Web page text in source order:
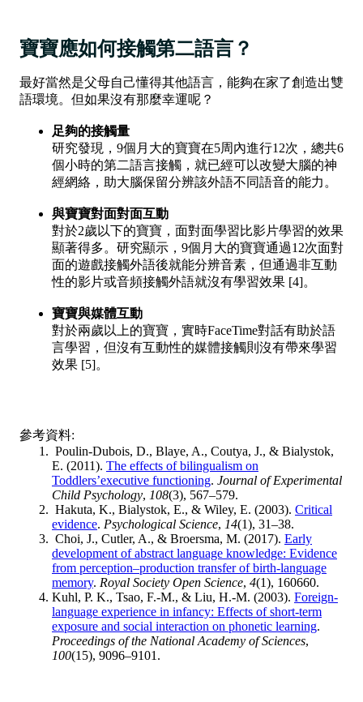
寶寶應如何接觸第二語言？
最好當然是父母自己懂得其他語言，能夠在家了創造出雙
語環境。但如果沒有那麼幸運呢？
足夠的接觸量
研究發現，9個月大的寶寶在5周內進行12次，總共6
個小時的第二語言接觸，就已經可以改變大腦的神
經網絡，助大腦保留分辨該外語不同語音的能力。
與寶寶對面對面互動
對於2歲以下的寶寶，面對面學習比影片學習的效果
顯著得多。研究顯示，9個月大的寶寶通過12次面對
面的遊戲接觸外語後就能分辨音素，但通過非互動
性的影片或音頻接觸外語就沒有學習效果 [4]。
寶寶與媒體互動
對於兩歲以上的寶寶，實時FaceTime對話有助於語
言學習，但沒有互動性的媒體接觸則沒有帶來學習
效果 [5]。
參考資料:
Poulin-Dubois, D., Blaye, A., Coutya, J., & Bialystok,
E. (2011). The effects of bilingualism on
Toddlers’executive functioning. Journal of Experimental
Child Psychology, 108(3), 567–579.
Hakuta, K., Bialystok, E., & Wiley, E. (2003). Critical
evidence. Psychological Science, 14(1), 31–38.
Choi, J., Cutler, A., & Broersma, M. (2017). Early
development of abstract language knowledge: Evidence
from perception–production transfer of birth-language
memory. Royal Society Open Science, 4(1), 160660.
Kuhl, P. K., Tsao, F.-M., & Liu, H.-M. (2003). Foreign-
language experience in infancy: Effects of short-term
exposure and social interaction on phonetic learning.
Proceedings of the National Academy of Sciences,
100(15), 9096–9101.